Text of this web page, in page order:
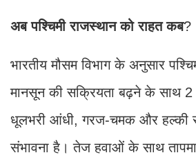
अब पश्चिमी राजस्थान को राहत कब?
भारतीय मौसम विभाग के अनुसार
मानसून की सक्रियता बढ़ने के साथ
धूलभरी आंधी, गरज-चमक और हल्की से
संभावना है। तेज हवाओं के साथ